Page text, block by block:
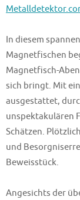
In diesem
Magnetfischen
Magnetfisch-
sich bringt. Mit
ausgestattet,
unspektakulären
Schätzen.
und
Beweisstück.
Angesichts der